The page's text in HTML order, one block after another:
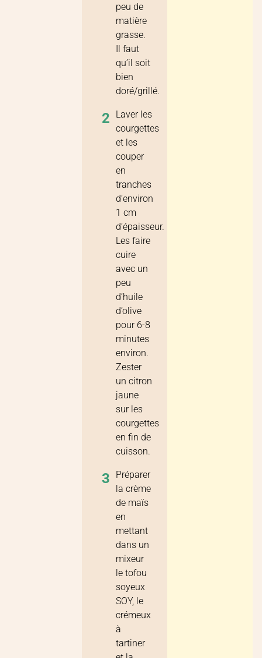
peu de
matière
grasse.
Il faut
qu’il soit
bien
doré/grillé.
2
Laver les
courgettes
et les
couper
en
tranches
d’environ
1 cm
d’épaisseur.
Les faire
cuire
avec un
peu
d’huile
d’olive
pour 6-8
minutes
environ.
Zester
un citron
jaune
sur les
courgettes
en fin de
cuisson.
3
Préparer
la crème
de maïs
en
mettant
dans un
mixeur
le tofou
soyeux
SOY, le
crémeux
à
tartiner